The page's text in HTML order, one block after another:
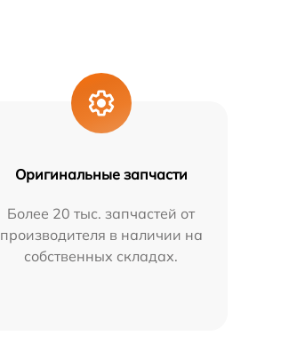
Оригинальные запчасти
Более 20 тыс. запчастей от
производителя в наличии на
собственных складах.